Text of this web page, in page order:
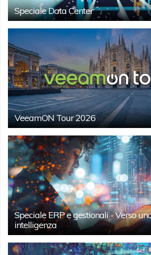
Speciale Data Center
VeeamON Tour 2026
Speciale ERP e gestionali - Verso
intelligenza